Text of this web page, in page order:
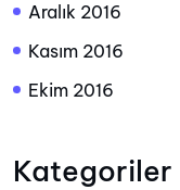
Aralık 2016
Kasım 2016
Ekim 2016
Kategoriler